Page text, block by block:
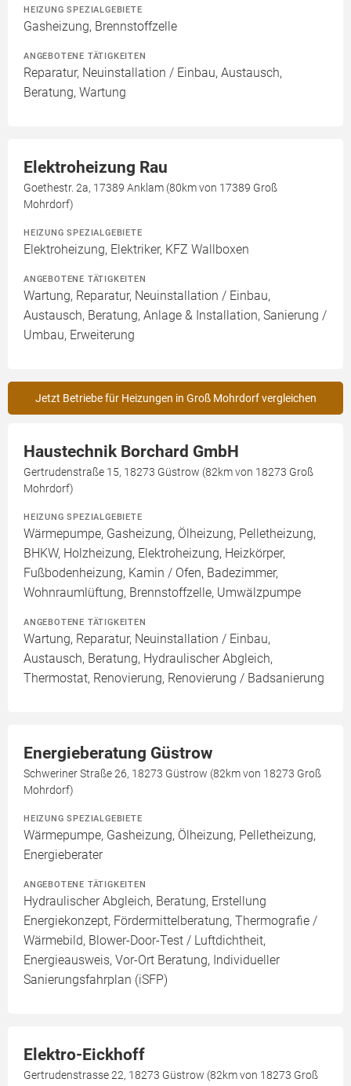
HEIZUNG SPEZIALGEBIETE
Gasheizung, Brennstoffzelle
ANGEBOTENE TÄTIGKEITEN
Reparatur, Neuinstallation / Einbau, Austausch,
Beratung, Wartung
Elektroheizung Rau
Goethestr. 2a, 17389 Anklam (80km von 17389 Groß
Mohrdorf)
HEIZUNG SPEZIALGEBIETE
Elektroheizung, Elektriker, KFZ Wallboxen
ANGEBOTENE TÄTIGKEITEN
Wartung, Reparatur, Neuinstallation / Einbau,
Austausch, Beratung, Anlage & Installation, Sanierung /
Umbau, Erweiterung
Jetzt Betriebe für Heizungen in Groß Mohrdorf vergleichen
Haustechnik Borchard GmbH
Gertrudenstraße 15, 18273 Güstrow (82km von 18273 Groß
Mohrdorf)
HEIZUNG SPEZIALGEBIETE
Wärmepumpe, Gasheizung, Ölheizung, Pelletheizung,
BHKW, Holzheizung, Elektroheizung, Heizkörper,
Fußbodenheizung, Kamin / Ofen, Badezimmer,
Wohnraumlüftung, Brennstoffzelle, Umwälzpumpe
ANGEBOTENE TÄTIGKEITEN
Wartung, Reparatur, Neuinstallation / Einbau,
Austausch, Beratung, Hydraulischer Abgleich,
Thermostat, Renovierung, Renovierung / Badsanierung
Energieberatung Güstrow
Schweriner Straße 26, 18273 Güstrow (82km von 18273 Groß
Mohrdorf)
HEIZUNG SPEZIALGEBIETE
Wärmepumpe, Gasheizung, Ölheizung, Pelletheizung,
Energieberater
ANGEBOTENE TÄTIGKEITEN
Hydraulischer Abgleich, Beratung, Erstellung
Energiekonzept, Fördermittelberatung, Thermografie /
Wärmebild, Blower-Door-Test / Luftdichtheit,
Energieausweis, Vor-Ort Beratung, Individueller
Sanierungsfahrplan (iSFP)
Elektro-Eickhoff
Gertrudenstrasse 22, 18273 Güstrow (82km von 18273 Groß